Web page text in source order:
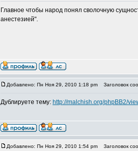
Главное чтобы народ понял сволочную
анестезией".
Добавлено: Пн Ноя 29, 2010 1:18 pm Заголовок
Дублируете тему: http://malchish.org/phpBB2/
Добавлено: Пн Ноя 29, 2010 1:54 pm Заголовок